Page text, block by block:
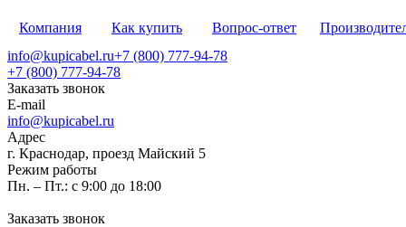
Компания Как купить Вопрос-ответ
info@kupicabel.ru+7 (800) 777-94-78
+7 (800) 777-94-78
Заказать звонок
E-mail
info@kupicabel.ru
Адрес
г. Краснодар, проезд Майский 5
Режим работы
Пн. – Пт.: с 9:00 до 18:00
Заказать звонок